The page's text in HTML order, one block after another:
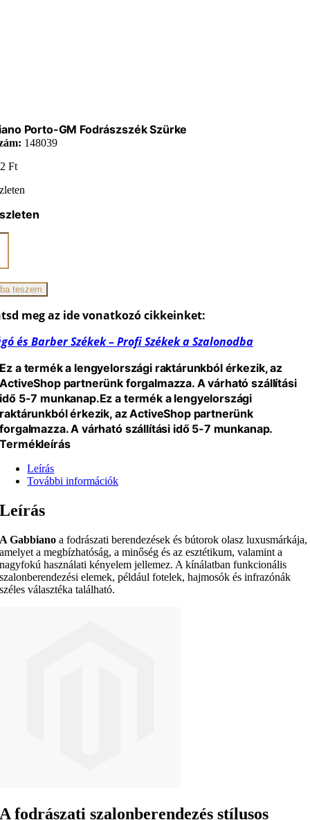
Porto-GM Fodrászszék Szürke
148039
Ft
teszem
meg az ide vonatkozó cikkeinket:
és Barber Székek – Profi Székek a Szalonodba
Ez a termék a lengyelországi raktárunkból érkezik, az
ActiveShop partnerünk forgalmazza. A várható szállítási
idő 5-7 munkanap.Ez a termék a lengyelországi
raktárunkból érkezik, az ActiveShop partnerünk
forgalmazza. A várható szállítási idő 5-7 munkanap.
Termékleírás
Leírás
További információk
Leírás
A Gabbiano a fodrászati berendezések és bútorok olasz luxusmárkája,
amelyet a megbízhatóság, a minőség és az esztétikum, valamint a
nagyfokú használati kényelem jellemez. A kínálatban funkcionális
szalonberendezési elemek, például fotelek, hajmosók és infrazónák
széles választéka található.
A fodrászati szalonberendezés stílusos